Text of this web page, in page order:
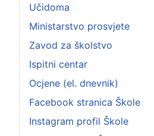
Učidoma
Ministarstvo prosvjete
Zavod za školstvo
Ispitni centar
Ocjene (el. dnevnik)
Facebook stranica Škole
Instagram profil Škole